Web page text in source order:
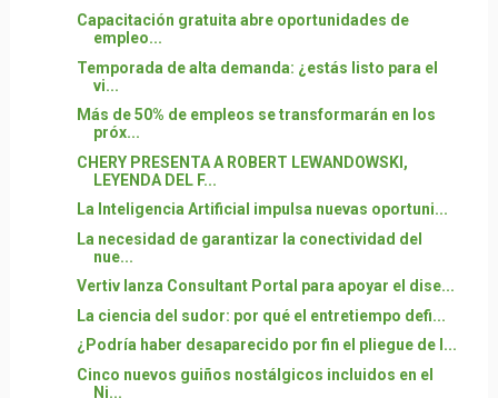
Capacitación gratuita abre oportunidades de
empleo...
Temporada de alta demanda: ¿estás listo para el
vi...
Más de 50% de empleos se transformarán en los
próx...
CHERY PRESENTA A ROBERT LEWANDOWSKI,
LEYENDA DEL F...
La Inteligencia Artificial impulsa nuevas oportuni...
La necesidad de garantizar la conectividad del
nue...
Vertiv lanza Consultant Portal para apoyar el dise...
La ciencia del sudor: por qué el entretiempo defi...
¿Podría haber desaparecido por fin el pliegue de l...
Cinco nuevos guiños nostálgicos incluidos en el
Ni...